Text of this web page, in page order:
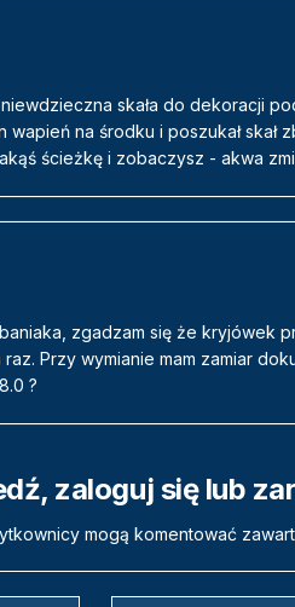
skała do dekoracji
na środku i poszukał
ścieżkę i zobaczysz - akwa
zgadzam się że kryjówek
Przy wymianie mam zamiar
?
zaloguj się lub
mogą komentować